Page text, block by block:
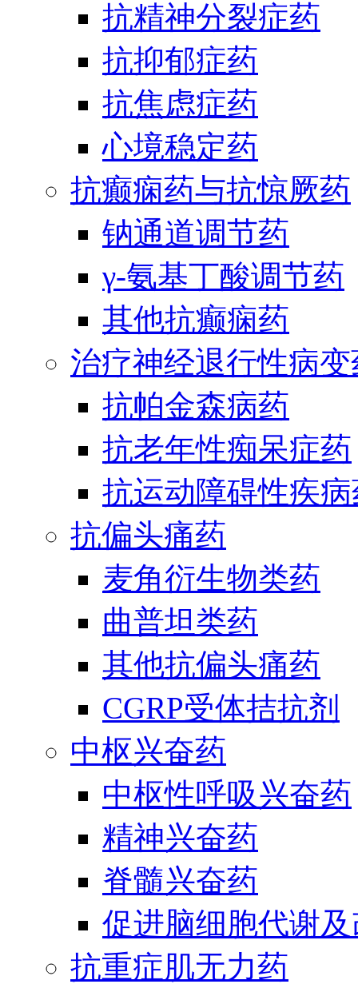
抗精神分裂症药
抗抑郁症药
抗焦虑症药
心境稳定药
抗癫痫药与抗惊厥药
钠通道调节药
γ-氨基丁酸调节药
其他抗癫痫药
治疗神经退行性病
抗帕金森病药
抗老年性痴呆症药
抗运动障碍性疾
抗偏头痛药
麦角衍生物类药
曲普坦类药
其他抗偏头痛药
CGRP受体拮抗剂
中枢兴奋药
中枢性呼吸兴奋药
精神兴奋药
脊髓兴奋药
促进脑细胞代谢
抗重症肌无力药